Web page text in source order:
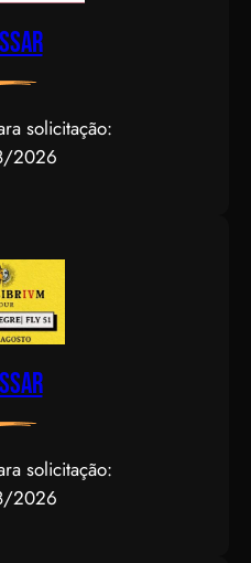
solicitação:
2026
solicitação:
2026